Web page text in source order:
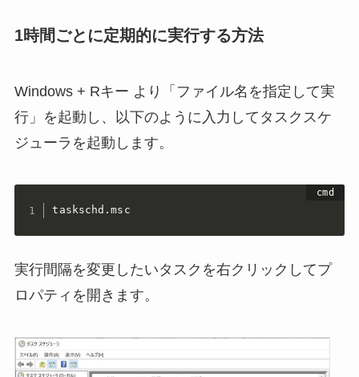
1時間ごとに定期的に実行する方法
Windows + Rキー より「ファイル名を指定して実
行」を起動し、以下のように入力してタスクスケ
ジューラを起動します。
taskschd.msc
実行間隔を変更したいタスクを右クリックしてプ
ロパティを開きます。